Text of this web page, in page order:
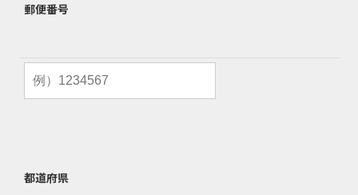
郵便番号
都道府県